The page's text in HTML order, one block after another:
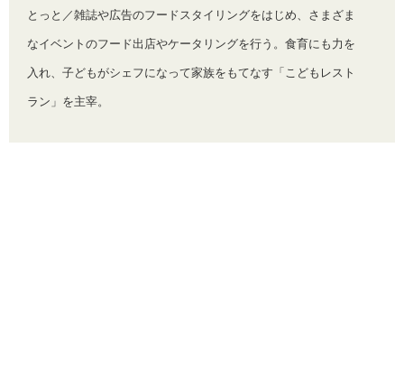
とっと／雑誌や広告のフードスタイリングをはじめ、さまざま
なイベントのフード出店やケータリングを行う。食育にも力を
入れ、子どもがシェフになって家族をもてなす「こどもレスト
ラン」を主宰。